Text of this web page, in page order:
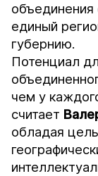
объединения
единый
губернию.
Потенциал
чем у
считает
обладая